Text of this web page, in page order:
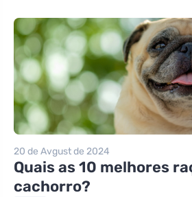
20 de Avgust de 2024
Quais as 10 melhores
cachorro?